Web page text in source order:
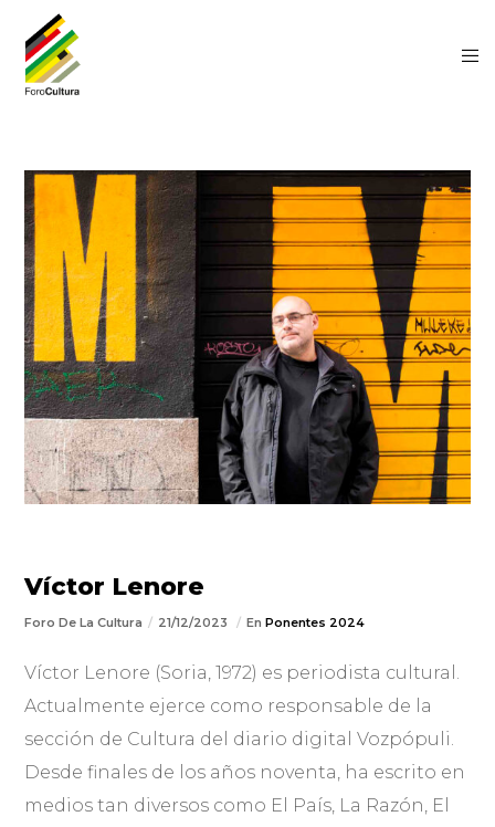
Víctor Lenore
Foro De La Cultura 21/12/2023 EnPonentes 2024
Víctor Lenore (Soria, 1972) es periodista cultural.
Actualmente ejerce como responsable de la
sección de Cultura del diario digital Vozpópuli.
Desde finales de los años noventa, ha escrito en
medios tan diversos como El País, La Razón, El